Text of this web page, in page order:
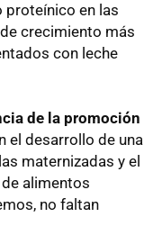
proteínico en las
crecimiento más
con leche
de la promoción
el desarrollo de una
maternizadas y el
alimentos
no faltan